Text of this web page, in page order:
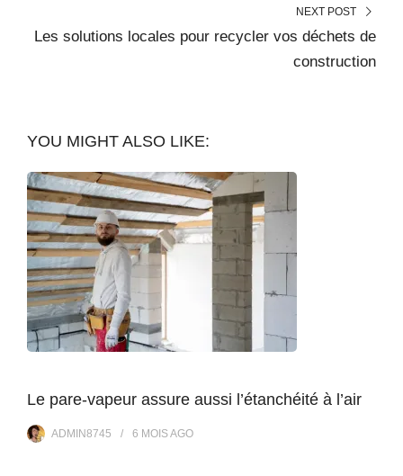
NEXT POST
Les solutions locales pour recycler vos déchets de
construction
YOU MIGHT ALSO LIKE:
Le pare-vapeur assure aussi l’étanchéité à l’air
ADMIN8745 6 MOISAGO